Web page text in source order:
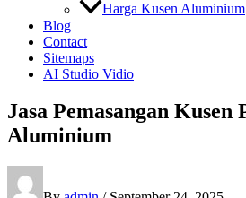
Harga Kusen Aluminium
Blog
Contact
Sitemaps
AI Studio Vidio
Jasa Pemasangan Kusen
Aluminium